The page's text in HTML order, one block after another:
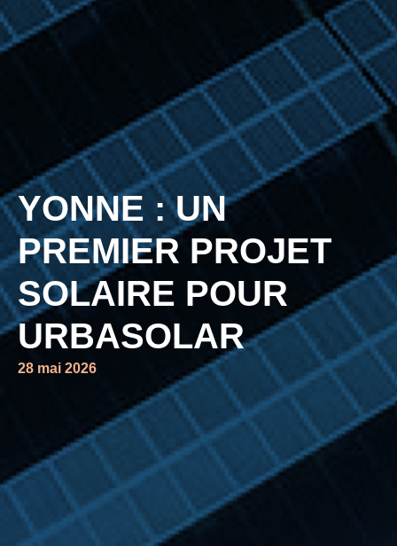
YONNE : UN
PREMIER PROJET
SOLAIRE POUR
URBASOLAR
28 mai 2026